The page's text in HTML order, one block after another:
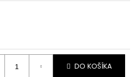
DO KOŠÍKA